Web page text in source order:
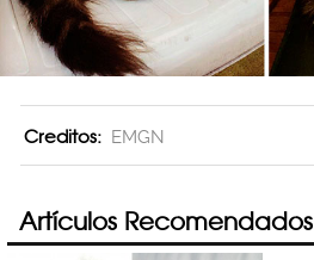
Creditos: EMGN
Artículos Recomendados